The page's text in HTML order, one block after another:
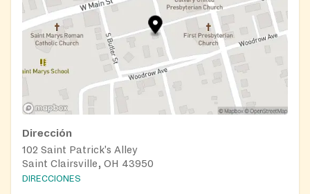
Dirección
102 Saint Patrick's Alley
Saint Clairsville, OH 43950
DIRECCIONES